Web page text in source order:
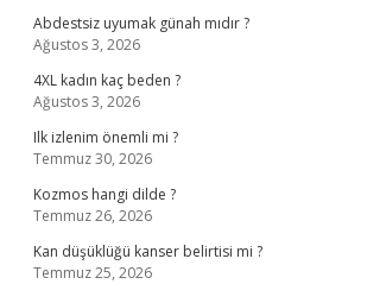
Abdestsiz uyumak günah mıdır ?
Ağustos 3, 2026
4XL kadın kaç beden ?
Ağustos 3, 2026
Ilk izlenim önemli mi ?
Temmuz 30, 2026
Kozmos hangi dilde ?
Temmuz 26, 2026
Kan düşüklüğü kanser belirtisi mi ?
Temmuz 25, 2026